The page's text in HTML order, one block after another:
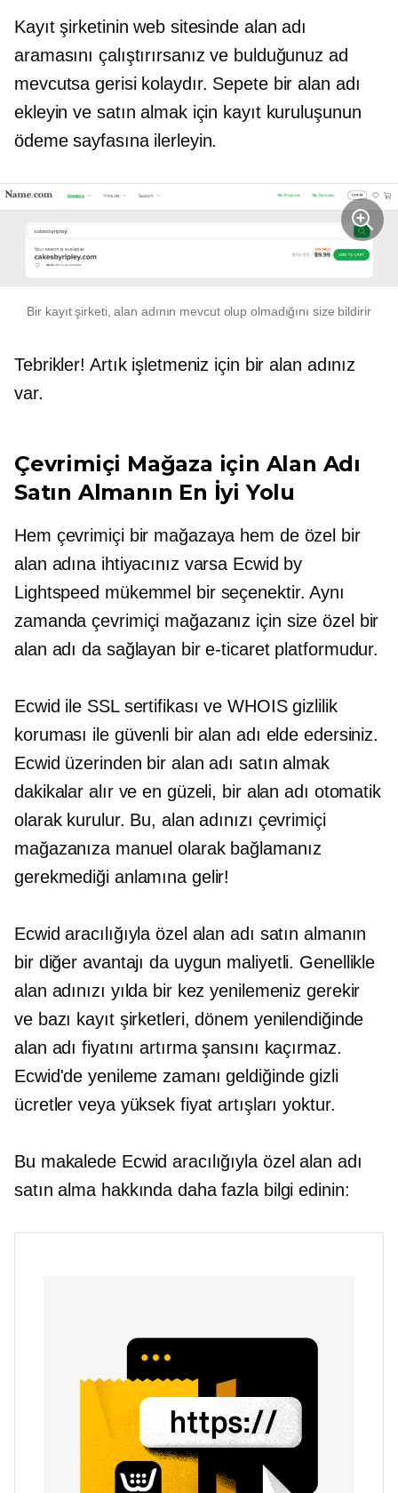
Kayıt şirketinin web sitesinde alan adı
aramasını çalıştırırsanız ve bulduğunuz ad
mevcutsa gerisi kolaydır. Sepete bir alan adı
ekleyin ve satın almak için kayıt kuruluşunun
ödeme sayfasına ilerleyin.
Bir kayıt şirketi, alan adının mevcut olup olmadığını size bildirir
Tebrikler! Artık işletmeniz için bir alan adınız
var.
Çevrimiçi Mağaza için Alan Adı
Satın Almanın En İyi Yolu
Hem çevrimiçi bir mağazaya hem de özel bir
alan adına ihtiyacınız varsa Ecwid by
Lightspeed mükemmel bir seçenektir. Aynı
zamanda çevrimiçi mağazanız için size özel bir
alan adı da sağlayan bir e-ticaret platformudur.
Ecwid ile SSL sertifikası ve WHOIS gizlilik
koruması ile güvenli bir alan adı elde edersiniz.
Ecwid üzerinden bir alan adı satın almak
dakikalar alır ve en güzeli, bir alan adı otomatik
olarak kurulur. Bu, alan adınızı çevrimiçi
mağazanıza manuel olarak bağlamanız
gerekmediği anlamına gelir!
Ecwid aracılığıyla özel alan adı satın almanın
bir diğer avantajı da uygun maliyetli. Genellikle
alan adınızı yılda bir kez yenilemeniz gerekir
ve bazı kayıt şirketleri, dönem yenilendiğinde
alan adı fiyatını artırma şansını kaçırmaz.
Ecwid'de yenileme zamanı geldiğinde gizli
ücretler veya yüksek fiyat artışları yoktur.
Bu makalede Ecwid aracılığıyla özel alan adı
satın alma hakkında daha fazla bilgi edinin: